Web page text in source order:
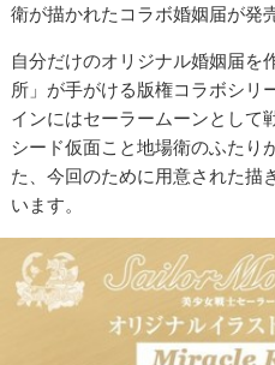
衛が描かれたコラボ婚姻届が発
自分だけのオリジナル婚姻届を
所」が手がける版権コラボシリ
インにはセーラームーンとして
シード仮面こと地場衛のふたり
た、今回のために用意された描
います。